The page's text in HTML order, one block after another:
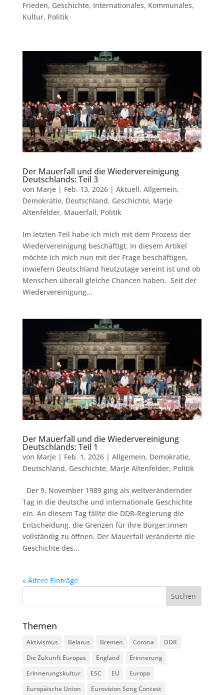
Frieden, Geschichte, Internationales, Kommunales,
Kultur, Politik
Der Mauerfall und die Wiedervereinigung
Deutschlands: Teil 3
von Marje| Feb. 13, 2026| Aktuell, Allgemein,
Demokratie, Deutschland, Geschichte, Marje
Altenfelder, Mauerfall, Politik
Im letzten Teil habe ich mich mit dem Prozess der
Wiedervereinigung beschäftigt. In diesem Artikel
möchte ich mich nun mit der Frage beschäftigen,
inwiefern Deutschland heutzutage vereint ist und ob
Menschen überall gleiche Chancen haben. Seit der
Wiedervereinigung...
Der Mauerfall und die Wiedervereinigung
Deutschlands: Teil 1
von Marje| Feb. 1, 2026| Allgemein, Demokratie,
Deutschland, Geschichte, Marje Altenfelder, Politik
Der 9. November 1989 ging als weltverändernder
Tag in die deutsche und internationale Geschichte
ein. An diesem Tag fällte die DDR-Regierung die
Entscheidung, die Grenzen für ihre Bürger:innen
vollständig zu öffnen. Der Mauerfall veränderte die
Geschichte des...
« Ältere Einträge
Themen
Aktivismus Belarus Bremen Corona
DDR
Die Zukunft Europas
England
Erinnerung
Erinnerungskultur
ESC EU
Europa
Europäische Union
Eurovision Song Contest